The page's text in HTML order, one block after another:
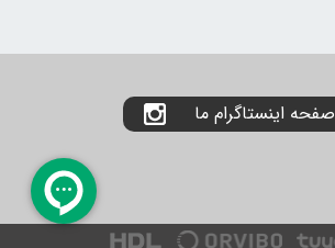
صفحه اینستاگرام ما